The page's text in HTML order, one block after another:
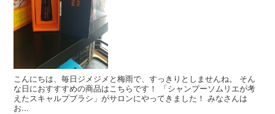
こんにちは、毎日ジメジメと梅雨で、すっきりとしませんね。 そん
な日におすすすめの商品はこちらです！ 「シャンプーソムリエが考
えたスキャルプブラシ」がサロンにやってきました！ みなさんは
お...